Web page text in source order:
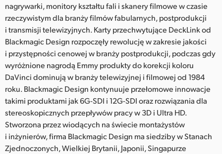
nagrywarki, monitory kształtu fali i skanery filmowe w czasie
rzeczywistym dla branży filmów fabularnych, postprodukcji
i transmisji telewizyjnych. Karty przechwytujące DeckLink od
Blackmagic Design rozpoczęły rewolucję w zakresie jakości
i przystępności cenowej w branży postprodukcji, podczas gdy
wyróżnione nagrodą Emmy produkty do korekcji koloru
DaVinci dominują w branży telewizyjnej i filmowej od 1984
roku. Blackmagic Design kontynuuje przełomowe innowacje
takimi produktami jak 6G-SDI i 12G-SDI oraz rozwiązania dla
stereoskopicznych przepływów pracy w 3D i Ultra HD.
Stworzona przez wiodących na świecie montażystów
i inżynierów, firma Blackmagic Design ma siedziby w Stanach
Zjednoczonych, Wielkiej Brytanii, Japonii, Singapurze